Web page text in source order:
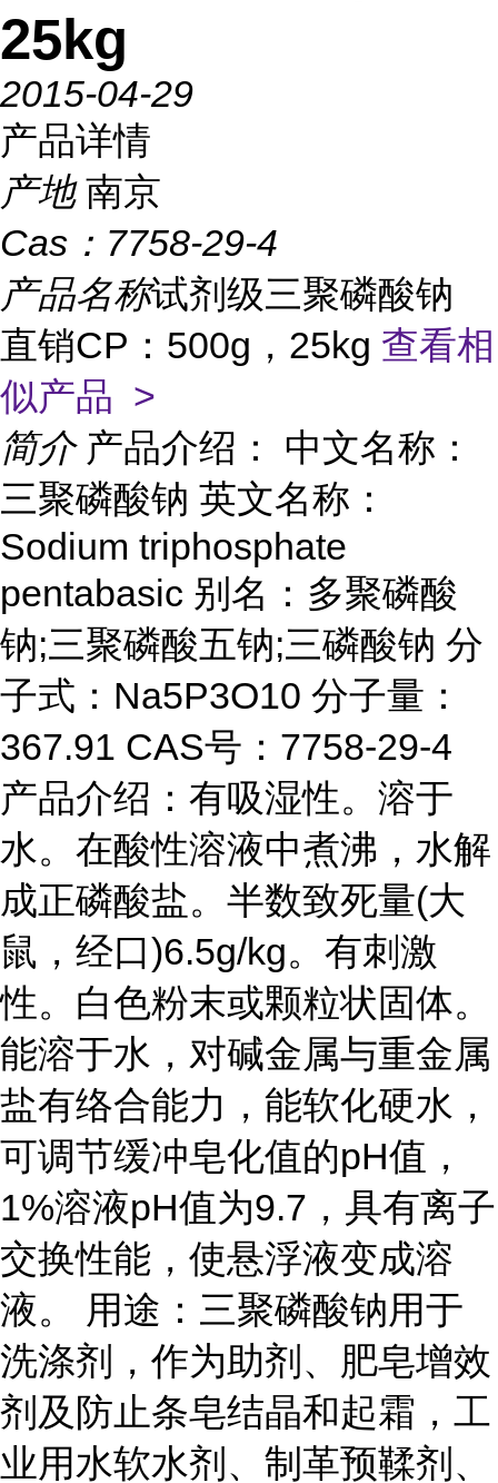
25kg
2015-04-29
产品详情
产地 南京
Cas： 7758-29-4
产品名称试剂级三聚磷酸钠
直销CP：500g，25kg 查看相
似产品 >
简介 产品介绍： 中文名称：
三聚磷酸钠 英文名称：
Sodium triphosphate
pentabasic 别名：多聚磷酸
钠;三聚磷酸五钠;三磷酸钠 分
子式：Na5P3O10 分子量：
367.91 CAS号：7758-29-4
产品介绍：有吸湿性。溶于
水。在酸性溶液中煮沸，水解
成正磷酸盐。半数致死量(大
鼠，经口)6.5g/kg。有刺激
性。白色粉末或颗粒状固体。
能溶于水，对碱金属与重金属
盐有络合能力，能软化硬水，
可调节缓冲皂化值的pH值，
1%溶液pH值为9.7，具有离子
交换性能，使悬浮液变成溶
液。 用途：三聚磷酸钠用于
洗涤剂，作为助剂、肥皂增效
剂及防止条皂结晶和起霜，工
业用水软水剂、制革预鞣剂、